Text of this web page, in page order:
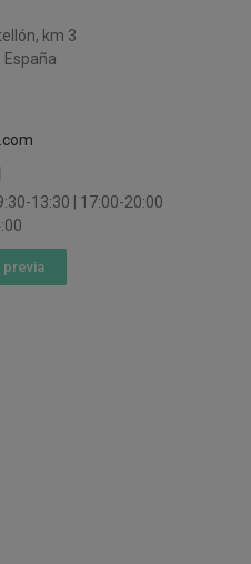
km 3
13:30 | 17:00-20:00
previa